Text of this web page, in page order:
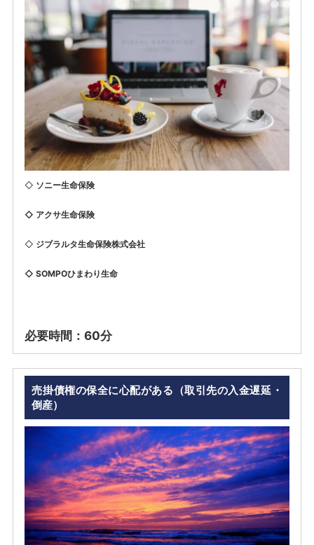
◇ ソニー生命保険
◇ アクサ生命保険
◇ ジブラルタ生命保険株式会社
◇ SOMPOひまわり生命
必要時間：60分
売掛債権の保全に心配がある（取引先の入金遅延・
倒産）